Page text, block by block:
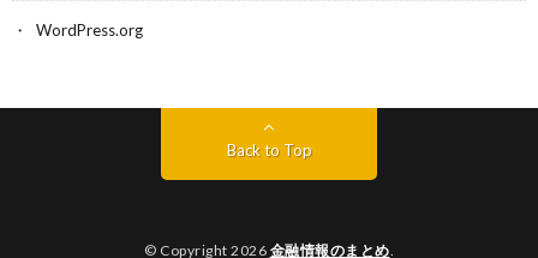
WordPress.org
Back to Top
© Copyright 2026 金融情報のまとめ